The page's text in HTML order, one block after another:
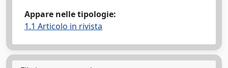
Appare nelle tipologie:
1.1 Articolo in rivista